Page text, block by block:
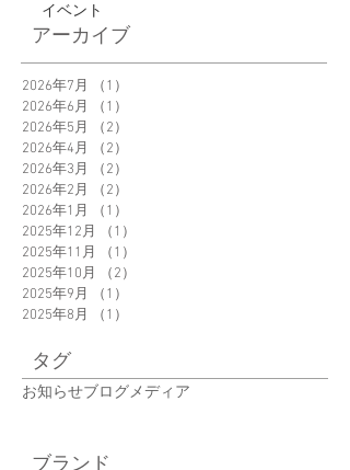
イベント
＜POPUP＞日本橋
三越5階 新生活を彩
る海外インテリ
く
アーカイブ
2026年7月 （1）
2026年6月
（1）
2026年5月
（2）
2026年4月
（2）
2026年3月
（2）
2026年2月
（2）
2026年1月
（1）
2025年12月
（1）
2025年11月
（1）
2025年10月
（2）
2025年9月
（1）
2025年8月
（1）
タグ
お知らせブログ メディア
ブランド